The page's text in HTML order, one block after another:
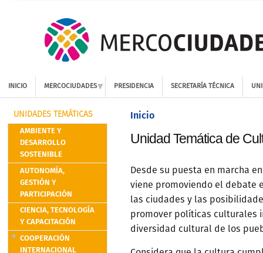
INICIO MERCOCIUDADES PRESIDENCIA SECRETARÍA TÉCNICA
UNIDADES TEMÁTICAS
AMBIENTE Y
DESARROLLO
SOSTENIBLE
AUTONOMÍA,
GESTIÓN Y
PARTICIPACIÓN
CIENCIA, TECNOLOGÍA
Y CAPACITACIÓN
COOPERACIÓN
INTERNACIONAL
Inicio
Unidad Temática de
Desde su puesta en marcha
viene promoviendo el debate
las ciudades y las
promover políticas culturales
diversidad cultural de los